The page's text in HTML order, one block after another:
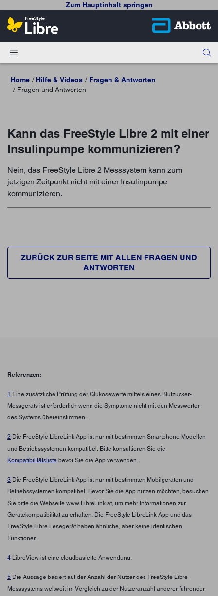
Zum Hauptinhalt springen
Home Hilfe & Videos
Fragen & Antworten
Fragen und Antworten
Kann das FreeStyle Libre 2 mit einer
Insulinpumpe kommunizieren?
Nein, das FreeStyle Libre 2 Messsystem kann zum
jetzigen Zeitpunkt nicht mit einer Insulinpumpe
kommunizieren.
ZURÜCK ZUR SEITE MIT ALLEN FRAGEN UND
ANTWORTEN
Referenzen:
1 Eine zusätzliche Prüfung der Glukosewerte mittels eines Blutzucker-
Messgeräts ist erforderlich wenn die Symptome nicht mit den Messwerten
des Systems übereinstimmen.
2 Die FreeStyle LibreLink App ist nur mit bestimmten Smartphone Modellen
und Betriebssystemen kompatibel. Bitte konsultieren Sie die
Kompatibilitätsliste bevor Sie die App verwenden.
3 Die FreeStyle LibreLink App ist nur mit bestimmten Mobilgeräten und
Betriebssystemen kompatibel. Bevor Sie die App nutzen möchten, besuchen
Sie bitte die Webseite www.LibreLink.at, um mehr Informationen zur
Gerätekompatibilität zu erhalten. Die FreeStyle LibreLink App und das
FreeStyle Libre Lesegerät haben ähnliche, aber keine identischen
Funktionen.
4 LibreView ist eine cloudbasierte Anwendung.
5 Die Aussage basiert auf der Anzahl der Nutzer des FreeStyle Libre
Messsystems weltweit im Vergleich zu der Nutzeranzahl anderer führender